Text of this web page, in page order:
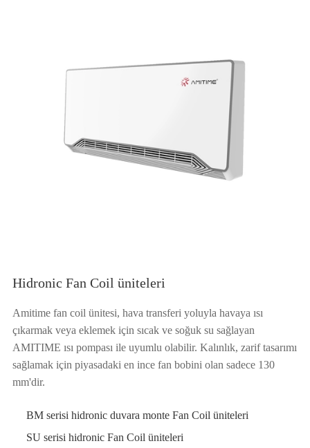
Hidronic Fan Coil üniteleri
Amitime fan coil ünitesi, hava transferi yoluyla havaya ısı
çıkarmak veya eklemek için sıcak ve soğuk su sağlayan
AMITIME ısı pompası ile uyumlu olabilir. Kalınlık, zarif tasarımı
sağlamak için piyasadaki en ince fan bobini olan sadece 130
mm'dir.
BM serisi hidronic duvara monte Fan Coil üniteleri
SU serisi hidronic Fan Coil üniteleri